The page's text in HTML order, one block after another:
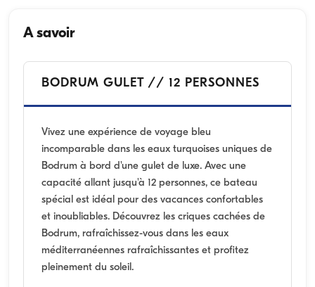
A savoir
BODRUM GULET // 12 PERSONNES
Vivez une expérience de voyage bleu
incomparable dans les eaux turquoises uniques de
Bodrum à bord d'une gulet de luxe. Avec une
capacité allant jusqu'à 12 personnes, ce bateau
spécial est idéal pour des vacances confortables
et inoubliables. Découvrez les criques cachées de
Bodrum, rafraîchissez-vous dans les eaux
méditerranéennes rafraîchissantes et profitez
pleinement du soleil.